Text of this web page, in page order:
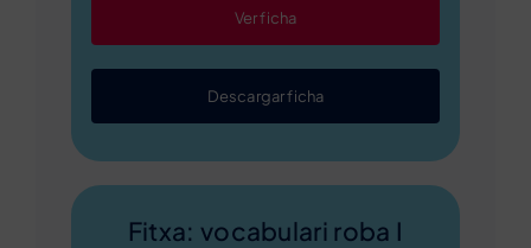
Ver ficha
Descargar ficha
Fitxa: vocabulari roba I